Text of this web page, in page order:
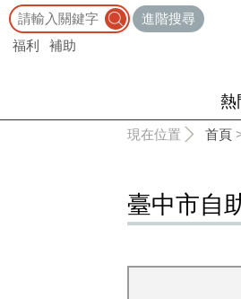
進階搜尋
福利
補助
熱
現在位置 首頁
臺中市自